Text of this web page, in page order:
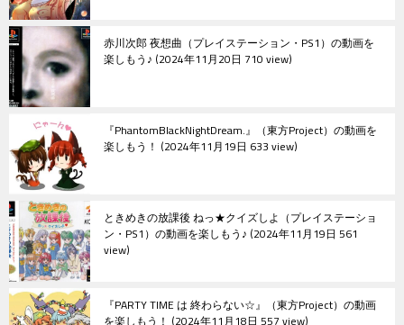
赤川次郎 夜想曲（プレイステーション・PS1）の動画を
楽しもう♪ 2024年11月20日 710 view
『PhantomBlackNightDream.』（東方Project）の動画を
楽しもう！ 2024年11月19日 633 view
ときめきの放課後 ねっ★クイズしよ（プレイステーショ
ン・PS1）の動画を楽しもう♪ 2024年11月19日 561
view
『PARTY TIME は 終わらない☆』（東方Project）の動画